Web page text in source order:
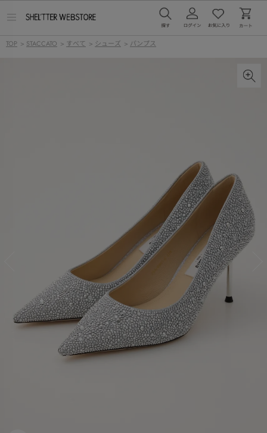
ー
TOP > STACCATO > すべて > シューズ > パンプス